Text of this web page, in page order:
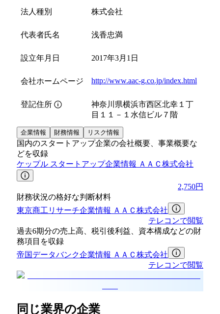
法人種別 株式会社
代表者氏名 浅香忠満
設立年月日 2017年3月1日
会社ホームページ http://www.aac-g.co.jp/index.html
登記住所
神奈川県横浜市西区北幸１丁
目１１－１水信ビル７階
企業情報 財務情報 リスク情報
国内のスタートアップ企業の会社概要、事業概要な
どを収録
ケップル スタートアップ企業情報 ＡＡＣ株式会社
2,750円
財務状況の格好な判断材料
東京商工リサーチ企業情報 ＡＡＣ株式会社
テレコンで閲覧
過去6期分の売上高、税引後利益、資本構成などの財
務項目を収録
帝国データバンク企業情報 ＡＡＣ株式会社
テレコンで閲覧
同じ業界の企業